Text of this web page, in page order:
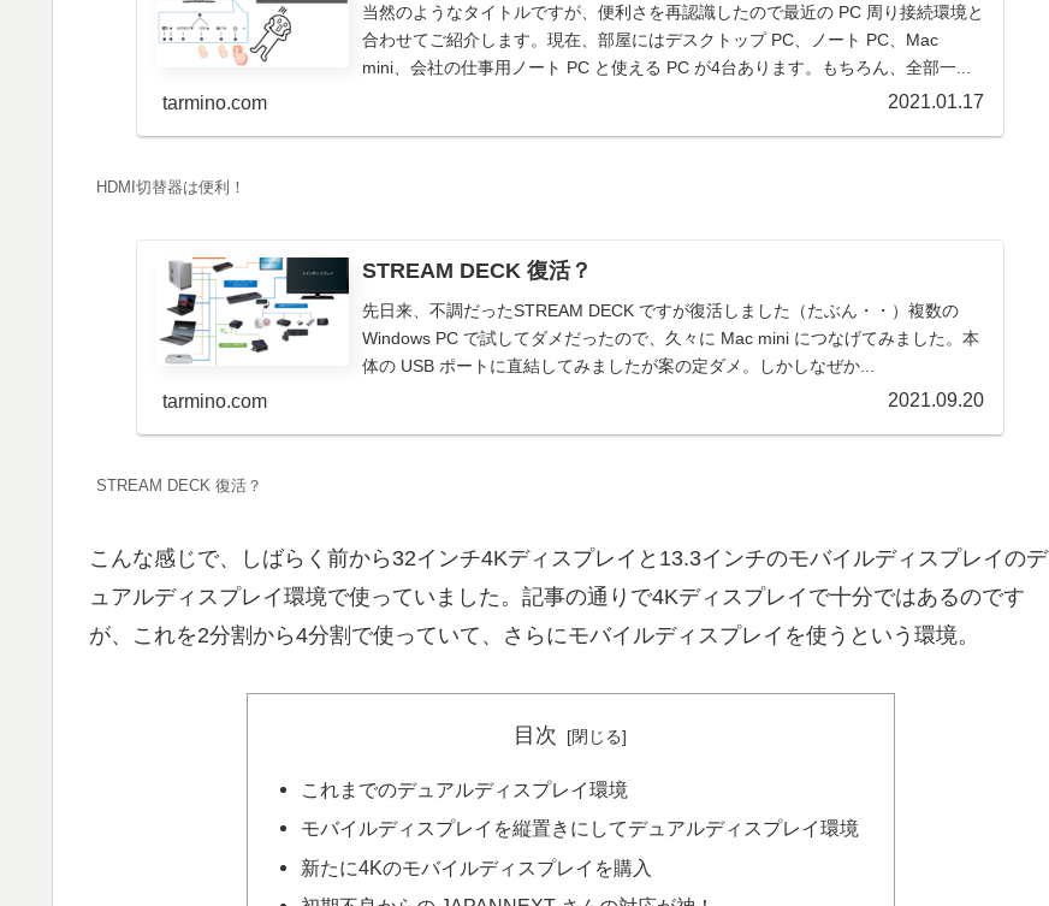
当然のようなタイトルですが、便利さを再認識したので最近の PC 周り接続環境と
合わせてご紹介します。現在、部屋にはデスクトップ PC、ノート PC、Mac
mini、会社の仕事用ノート PC と使える PC が4台あります。もちろん、全部一...
tarmino.com 2021.01.17
HDMI切替器は便利！
STREAM DECK 復活？
先日来、不調だったSTREAM DECK ですが復活しました（たぶん・・）複数の
Windows PC で試してダメだったので、久々に Mac mini につなげてみました。本
体の USB ポートに直結してみましたが案の定ダメ。しかしなぜか...
tarmino.com 2021.09.20
STREAM DECK 復活？
こんな感じで、しばらく前から32インチ4Kディスプレイと13.3インチのモバイルディスプレイのデ
ュアルディスプレイ環境で使っていました。記事の通りで4Kディスプレイで十分ではあるのです
が、これを2分割から4分割で使っていて、さらにモバイルディスプレイを使うという環境。
目次
これまでのデュアルディスプレイ環境
モバイルディスプレイを縦置きにしてデュアルディスプレイ環境
新たに4Kのモバイルディスプレイを購入